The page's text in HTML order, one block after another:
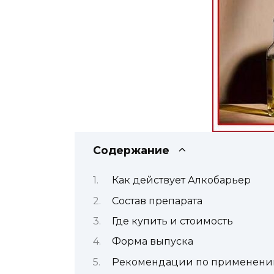
Содержание
Как действует Алкобарьер
Состав препарата
Где купить и стоимость
Форма выпуска
Рекомендации по